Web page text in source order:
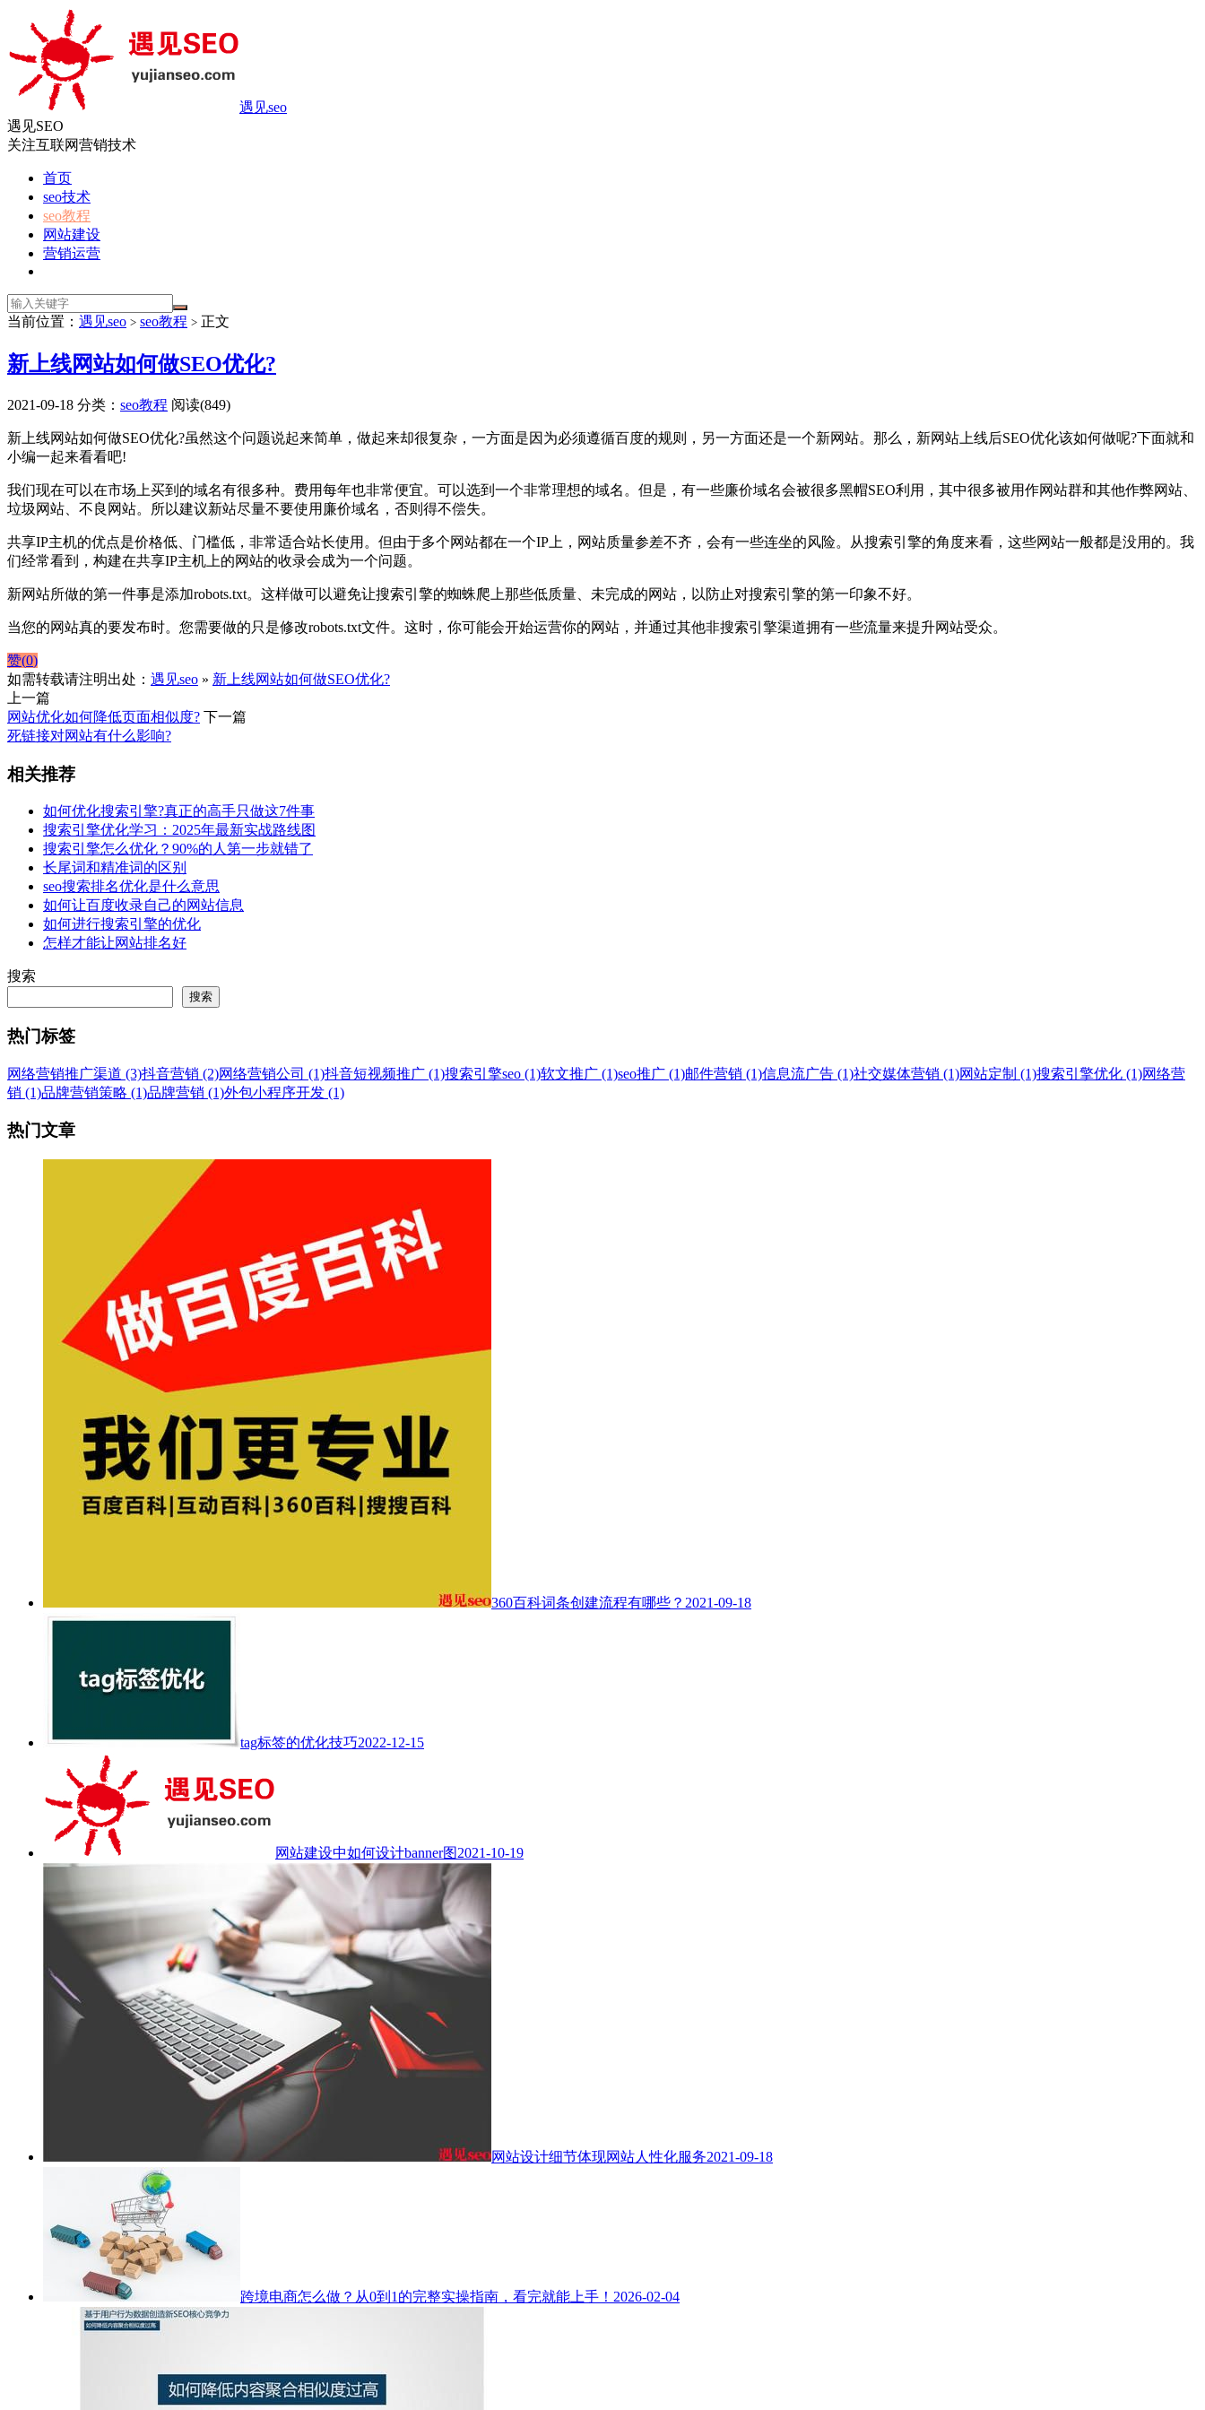
遇见seo
遇见SEO
关注互联网营销技术
首页
seo技术
seo教程
网站建设
营销运营
当前位置： 遇见seo > seo教程 > 正文
新上线网站如何做SEO优化?
2021-09-18 分类： seo教程 阅读(849)
新上线网站如何做SEO优化?虽然这个问题说起来简单，做起来却很复杂，一方面是因为必须遵循百度的规则，另一方面还是一个新网站。那么，新网站上线后SEO优化该如何做呢?下面就和
小编一起来看看吧!
我们现在可以在市场上买到的域名有很多种。费用每年也非常便宜。可以选到一个非常理想的域名。但是，有一些廉价域名会被很多黑帽SEO利用，其中很多被用作网站群和其他作弊网站、
垃圾网站、不良网站。所以建议新站尽量不要使用廉价域名，否则得不偿失。
共享IP主机的优点是价格低、门槛低，非常适合站长使用。但由于多个网站都在一个IP上，网站质量参差不齐，会有一些连坐的风险。从搜索引擎的角度来看，这些网站一般都是没用的。我
们经常看到，构建在共享IP主机上的网站的收录会成为一个问题。
新网站所做的第一件事是添加robots.txt。这样做可以避免让搜索引擎的蜘蛛爬上那些低质量、未完成的网站，以防止对搜索引擎的第一印象不好。
当您的网站真的要发布时。您需要做的只是修改robots.txt文件。这时，你可能会开始运营你的网站，并通过其他非搜索引擎渠道拥有一些流量来提升网站受众。
赞(0)
如需转载请注明出处： 遇见seo » 新上线网站如何做SEO优化?
上一篇
网站优化如何降低页面相似度? 下一篇
死链接对网站有什么影响?
相关推荐
如何优化搜索引擎?真正的高手只做这7件事
搜索引擎优化学习：2025年最新实战路线图
搜索引擎怎么优化？90%的人第一步就错了
长尾词和精准词的区别
seo搜索排名优化是什么意思
如何让百度收录自己的网站信息
如何进行搜索引擎的优化
怎样才能让网站排名好
搜索
搜索
热门标签
网络营销推广渠道 (3)抖音营销 (2)网络营销公司 (1)抖音短视频推广 (1)搜索引擎seo (1)软文推广 (1)seo推广 (1)邮件营销 (1)信息流广告 (1)社交媒体营销 (1)网站定制 (1)搜索引擎优化 (1)网络营
销 (1)品牌营销策略 (1)品牌营销 (1)外包小程序开发 (1)
热门文章
360百科词条创建流程有哪些？ 2021-09-18
tag标签的优化技巧2022-12-15
网站建设中如何设计banner图2021-10-19
网站设计细节体现网站人性化服务2021-09-18
跨境电商怎么做？从0到1的完整实操指南，看完就能上手！ 2026-02-04